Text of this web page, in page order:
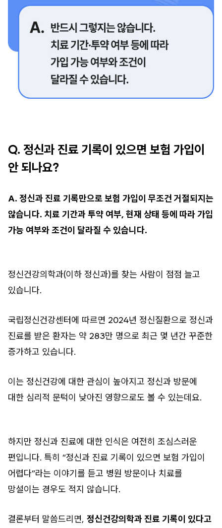
Q. 정신과 진료 기록이 있으면 보험 가입이
안 되나요?
A. 정신과 진료 기록만으로 보험 가입이 무조건 거절되지는
않습니다. 치료 기간과 투약 여부, 현재 상태 등에 따라 가입
가능 여부와 조건이 달라질 수 있습니다.
정신건강의학과(이하 정신과)를 찾는 사람이 점점 늘고
있습니다.
국립정신건강센터에 따르면 2024년 정신질환으로 정신과
진료를 받은 환자는 약 283만 명으로 최근 몇 년간 꾸준한
증가하고 있습니다.
이는 정신건강에 대한 관심이 높아지고 정신과 방문에
대한 심리적 문턱이 낮아진 영향으로도 볼 수 있는데요.
하지만 정신과 진료에 대한 인식은 여전히 조심스러운
편입니다. 특히 “정신과 진료 기록이 있으면 보험 가입이
어렵다”라는 이야기를 듣고 병원 방문이나 치료를
망설이는 경우도 적지 않습니다.
결론부터 말씀드리면, 정신건강의학과 진료 기록이 있다고